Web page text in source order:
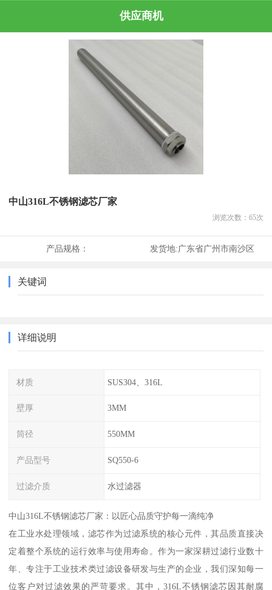
供应商机
中山316L不锈钢滤芯厂家
浏览次数： 65次
产品规格： 发货地:广东省广州市南沙区
关键词
详细说明
材质 SUS304、316L
壁厚 3MM
筒径 550MM
产品型号 SQ550-6
过滤介质 水过滤器
中山316L不锈钢滤芯厂家：以匠心品质守护每一滴纯净
在工业水处理领域，滤芯作为过滤系统的核心元件，其品质直接决
定着整个系统的运行效率与使用寿命。作为一家深耕过滤行业数十
年、专注于工业技术类过滤设备研发与生产的企业，我们深知每一
位客户对过滤效果的严苛要求。其中，316L不锈钢滤芯因其耐腐